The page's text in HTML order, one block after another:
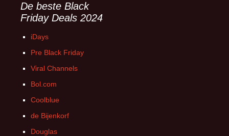
De beste Black
Friday Deals 2024
iDays
Pre Black Friday
Viral Channels
Bol.com
Coolblue
de Bijenkorf
Douglas